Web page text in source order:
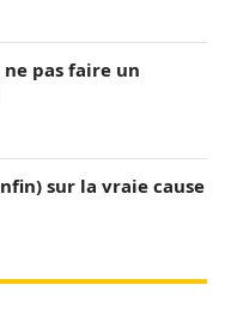
pas faire un
sur la vraie cause